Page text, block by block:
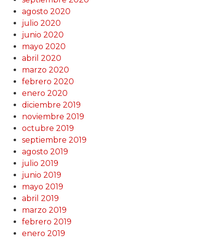
agosto 2020
julio 2020
junio 2020
mayo 2020
abril 2020
marzo 2020
febrero 2020
enero 2020
diciembre 2019
noviembre 2019
octubre 2019
septiembre 2019
agosto 2019
julio 2019
junio 2019
mayo 2019
abril 2019
marzo 2019
febrero 2019
enero 2019